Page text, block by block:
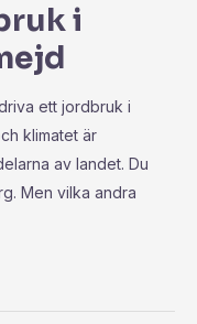
i
ett jordbruk i
klimatet är
av landet. Du
Men vilka andra